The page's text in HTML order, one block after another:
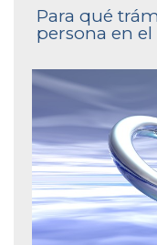
Para qué
persona en